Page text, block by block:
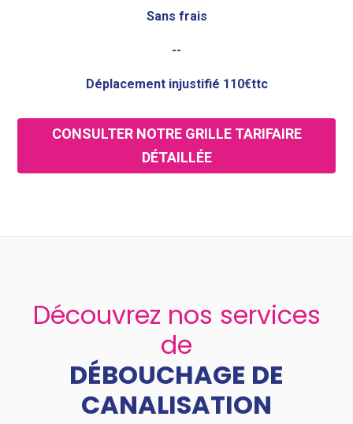
Sans frais
--
Déplacement injustifié 110€ttc
CONSULTER NOTRE GRILLE TARIFAIRE
DÉTAILLÉE
Découvrez nos services
de
DÉBOUCHAGE DE
CANALISATION